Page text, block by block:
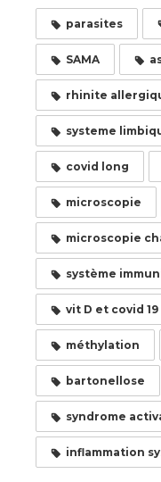
parasites
SAMA
rhinite
systeme
covid long
microscopie
microscopie
système
vit D et covid 19
méthylation
bartonellose
syndrome
inflammation